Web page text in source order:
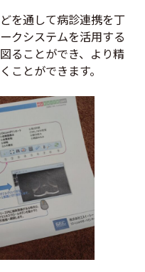
を通して病診連携を丁
クシステムを活用する
ることができ、より精
ことができます。